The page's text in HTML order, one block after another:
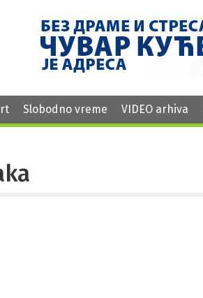
Slobodno vreme VIDEO arhiva